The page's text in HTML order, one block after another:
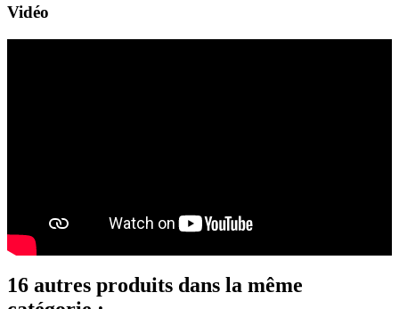
Vidéo
16 autres produits dans la même